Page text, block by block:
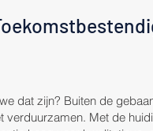
dat zijn? Buiten de
verduurzamen. Met de